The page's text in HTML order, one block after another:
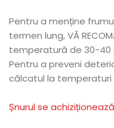
Pentru a menține
termen lung, VĂ
temperatură de 30-40
Pentru a preveni
călcatul la temperaturi
Șnurul se